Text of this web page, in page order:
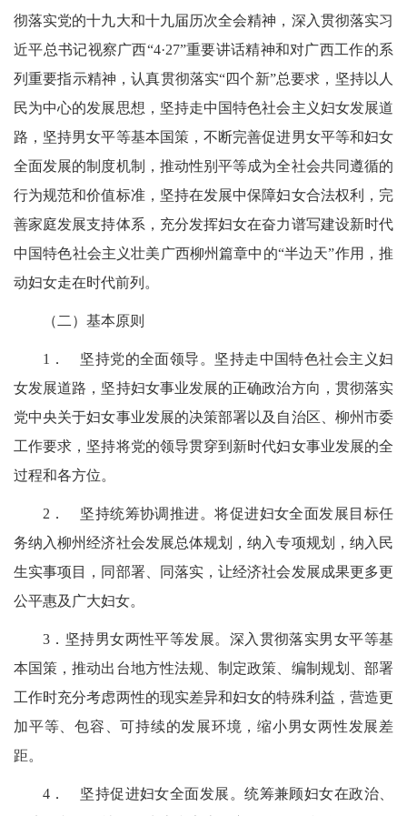
彻落实党的十九大和十九届历次全会精神，深入贯彻落实习
近平总书记视察广西“4·27”重要讲话精神和对广西工作的系
列重要指示精神，认真贯彻落实“四个新”总要求，坚持以人
民为中心的发展思想，坚持走中国特色社会主义妇女发展道
路，坚持男女平等基本国策，不断完善促进男女平等和妇女
全面发展的制度机制，推动性别平等成为全社会共同遵循的
行为规范和价值标准，坚持在发展中保障妇女合法权利，完
善家庭发展支持体系， 充分发挥妇女在奋力谱写建设新时代
中国特色社会主义壮美广西柳州篇章中的“半边天”作用， 推
动妇女走在时代前列。
（二）基本原则
1． 坚持党的全面领导。坚持走中国特色社会主义妇
女发展道路，坚持妇女事业发展的正确政治方向，贯彻落实
党中央关于妇女事业发展的决策部署以及自治区、柳州市委
工作要求，坚持将党的领导贯穿到新时代妇女事业发展的全
过程和各方位。
2． 坚持统筹协调推进。将促进妇女全面发展目标任
务纳入柳州经济社会发展总体规划，纳入专项规划，纳入民
生实事项目，同部署、同落实，让经济社会发展成果更多更
公平惠及广大妇女。
3．坚持男女两性平等发展。深入贯彻落实男女平等基
本国策，推动出台地方性法规、制定政策、编制规划、部署
工作时充分考虑两性的现实差异和妇女的特殊利益，营造更
加平等、包容、可持续的发展环境，缩小男女两性发展差
距。
4． 坚持促进妇女全面发展。统筹兼顾妇女在政治、